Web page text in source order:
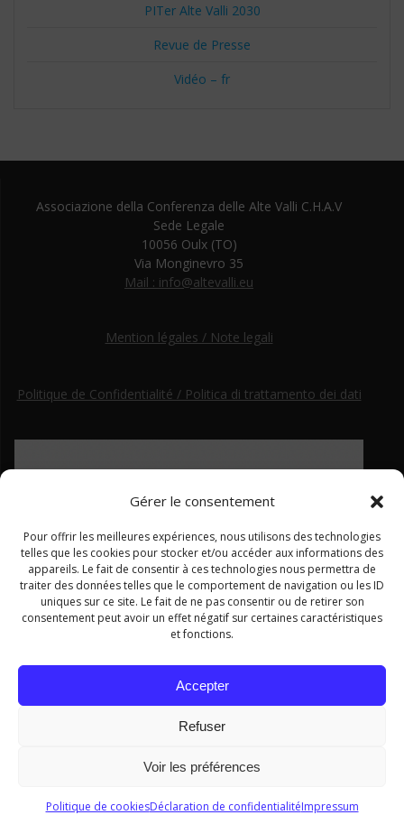
Gérer le consentement
Pour offrir les meilleures expériences, nous utilisons des technologies
telles que les cookies pour stocker et/ou accéder aux informations des
appareils. Le fait de consentir à ces technologies nous permettra de
traiter des données telles que le comportement de navigation ou les ID
uniques sur ce site. Le fait de ne pas consentir ou de retirer son
consentement peut avoir un effet négatif sur certaines caractéristiques
et fonctions.
Accepter
Refuser
Voir les préférences
Politique de cookiesDéclaration de confidentialitéImpressum
PITer Alte Valli 2030
Revue de Presse
Vidéo – fr
Associazione della Conferenza delle Alte Valli C.H.A.V
Sede Legale
10056 Oulx (TO)
Via Monginevro 35
Mail : info@altevalli.eu
Mention légales / Note legali
Politique de Confidentialité / Politica di trattamento dei dati
2014–2020
© 2026 . Construit avec WordPress et le